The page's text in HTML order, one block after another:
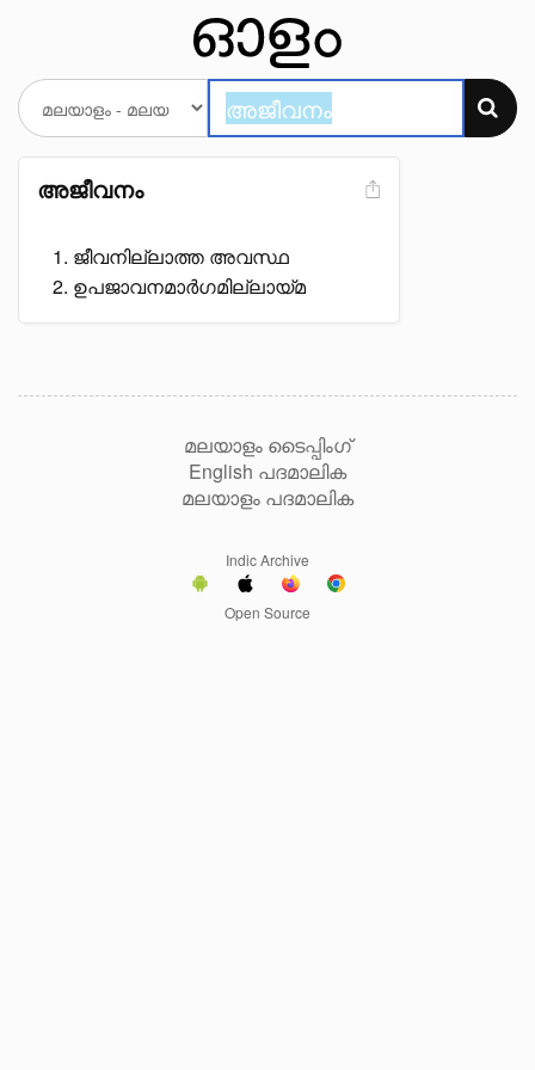
അജീവനം
ജീവനില്ലാത്ത അവസ്ഥ
ഉപജാവനമാർഗമില്ലായ്മ
മലയാളം ടൈപ്പിംഗ്
English പദമാലിക
മലയാളം പദമാലിക
Indic Archive
Open Source